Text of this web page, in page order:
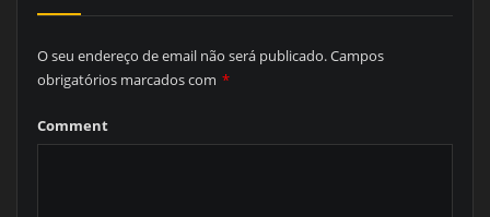
O seu endereço de email não será publicado.Campos
obrigatórios marcados com *
Comment